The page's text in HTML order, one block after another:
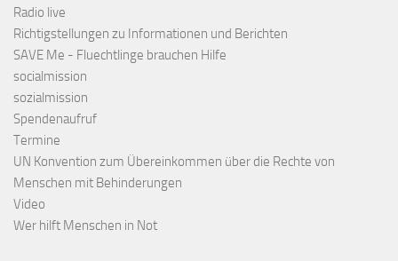
Radio live
Richtigstellungen zu Informationen und Berichten
SAVE Me - Fluechtlinge brauchen Hilfe
socialmission
sozialmission
Spendenaufruf
Termine
UN Konvention zum Übereinkommen über die Rechte von
Menschen mit Behinderungen
Video
Wer hilft Menschen in Not